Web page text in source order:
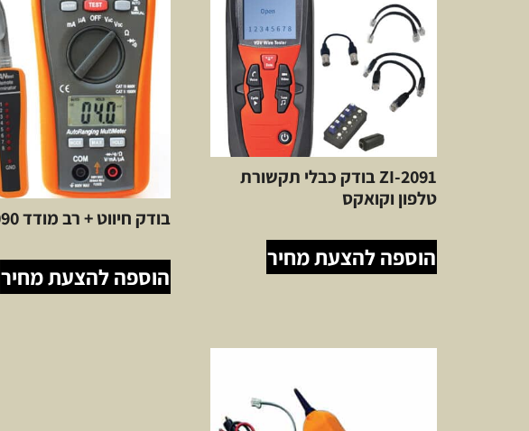
ZI-2091 בודק כבלי תקשורת
טלפון וקואקס
הוספה להצעת מחיר
בודק חיווט + רב מודד ZI-2090
הוספה להצעת מחיר